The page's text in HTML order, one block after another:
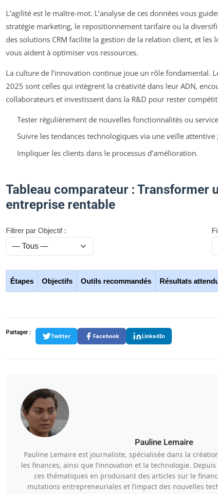
L’agilité est le maître-mot. L’analyse de ces données vous
stratégie marketing, le repositionnement tarifaire ou la
des solutions CRM facilite la gestion de la relation client, et les
vous aident à optimiser vos ressources.
La culture de l’innovation continue joue un rôle fondamental.
2025 sont celles qui intègrent la créativité dans leur ADN,
collaborateurs et investissent dans la R&D pour rester
Tester régulièrement de nouvelles fonctionnalités ou
Suivre les tendances technologiques via une veille attentive
Impliquer les clients dans le processus d’amélioration.
Tableau comparateur : Transformer
entreprise rentable
Filtrer par Objectif :
Étapes Objectifs Outils recommandés Résultats
Partager : Twitter Facebook LinkedIn
Pauline Lemaire
Pauline Lemaire est journaliste, spécialisée dans la
les finances, ainsi que l’innovation et la technologie.
ces thématiques en produisant des articles sur le
mutations entrepreneuriales et l’impact des nouvelles